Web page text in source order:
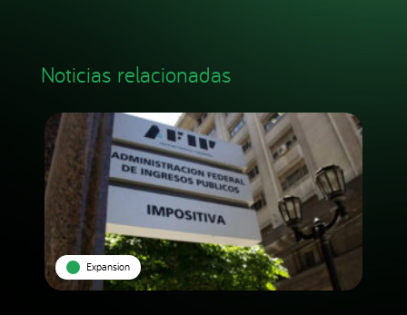
Noticias relacionadas
Expansion